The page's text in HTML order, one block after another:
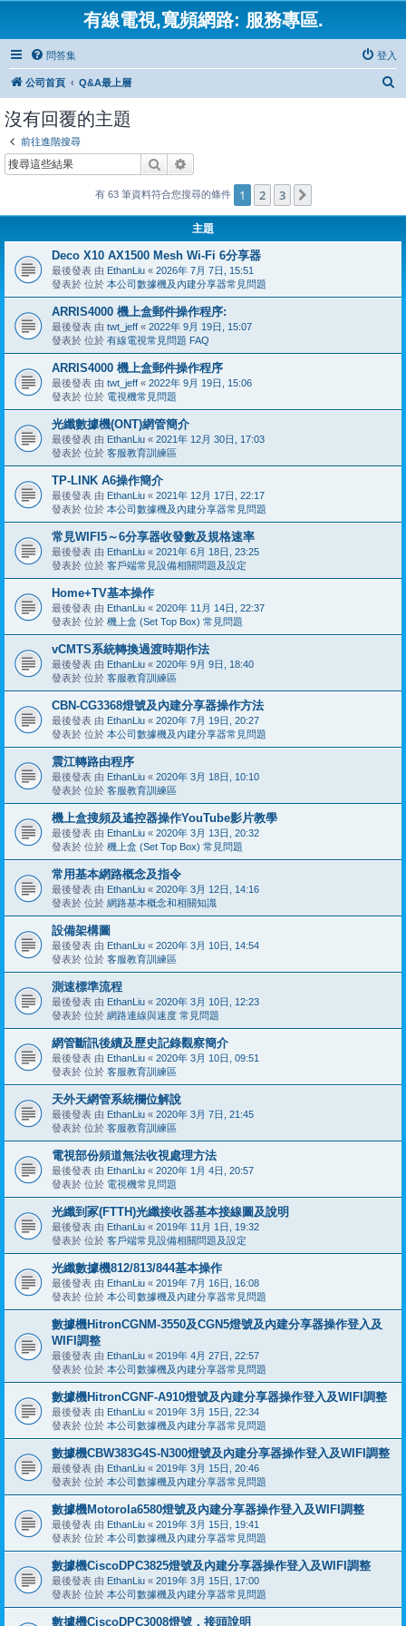
有線電視,寬頻網路: 服務專區.
問答集 登入
公司首頁 Q&A最上層
沒有回覆的主題
前往進階搜尋
搜尋
有 63 筆資料符合您搜尋的條件 1 2 3
主題
Deco X10 AX1500 Mesh Wi-Fi 6分享器
最後發表 由 EthanLiu « 2026年 7月 7日, 15:51
發表於 位於 本公司數據機及內建分享器常見問題
ARRIS4000 機上盒郵件操作程序:
最後發表 由 twt_jeff « 2022年 9月 19日, 15:07
發表於 位於 有線電視常見問題 FAQ
ARRIS4000 機上盒郵件操作程序
最後發表 由 twt_jeff « 2022年 9月 19日, 15:06
發表於 位於 電視機常見問題
光纖數據機(ONT)網管簡介
最後發表 由 EthanLiu « 2021年 12月 30日, 17:03
發表於 位於 客服教育訓練區
TP-LINK A6操作簡介
最後發表 由 EthanLiu « 2021年 12月 17日, 22:17
發表於 位於 本公司數據機及內建分享器常見問題
常見WIFI5～6分享器收發數及規格速率
最後發表 由 EthanLiu « 2021年 6月 18日, 23:25
發表於 位於 客戶端常見設備相關問題及設定
Home+TV基本操作
最後發表 由 EthanLiu « 2020年 11月 14日, 22:37
發表於 位於 機上盒 (Set Top Box) 常見問題
vCMTS系統轉換過渡時期作法
最後發表 由 EthanLiu « 2020年 9月 9日, 18:40
發表於 位於 客服教育訓練區
CBN-CG3368燈號及內建分享器操作方法
最後發表 由 EthanLiu « 2020年 7月 19日, 20:27
發表於 位於 本公司數據機及內建分享器常見問題
震江轉路由程序
最後發表 由 EthanLiu « 2020年 3月 18日, 10:10
發表於 位於 客服教育訓練區
機上盒搜頻及遙控器操作YouTube影片教學
最後發表 由 EthanLiu « 2020年 3月 13日, 20:32
發表於 位於 機上盒 (Set Top Box) 常見問題
常用基本網路概念及指令
最後發表 由 EthanLiu « 2020年 3月 12日, 14:16
發表於 位於 網路基本概念和相關知識
設備架構圖
最後發表 由 EthanLiu « 2020年 3月 10日, 14:54
發表於 位於 客服教育訓練區
測速標準流程
最後發表 由 EthanLiu « 2020年 3月 10日, 12:23
發表於 位於 網路連線與速度 常見問題
網管斷訊後續及歷史記錄觀察簡介
最後發表 由 EthanLiu « 2020年 3月 10日, 09:51
發表於 位於 客服教育訓練區
天外天網管系統欄位解說
最後發表 由 EthanLiu « 2020年 3月 7日, 21:45
發表於 位於 客服教育訓練區
電視部份頻道無法收視處理方法
最後發表 由 EthanLiu « 2020年 1月 4日, 20:57
發表於 位於 電視機常見問題
光纖到冢(FTTH)光纖接收器基本接線圖及說明
最後發表 由 EthanLiu « 2019年 11月 1日, 19:32
發表於 位於 客戶端常見設備相關問題及設定
光纖數據機812/813/844基本操作
最後發表 由 EthanLiu « 2019年 7月 16日, 16:08
發表於 位於 本公司數據機及內建分享器常見問題
數據機HitronCGNM-3550及CGN5燈號及內建分享器操作登入及
WIFI調整
最後發表 由 EthanLiu « 2019年 4月 27日, 22:57
發表於 位於 本公司數據機及內建分享器常見問題
數據機HitronCGNF-A910燈號及內建分享器操作登入及WIFI調整
最後發表 由 EthanLiu « 2019年 3月 15日, 22:34
發表於 位於 本公司數據機及內建分享器常見問題
數據機CBW383G4S-N300燈號及內建分享器操作登入及WIFI調整
最後發表 由 EthanLiu « 2019年 3月 15日, 20:46
發表於 位於 本公司數據機及內建分享器常見問題
數據機Motorola6580燈號及內建分享器操作登入及WIFI調整
最後發表 由 EthanLiu « 2019年 3月 15日, 19:41
發表於 位於 本公司數據機及內建分享器常見問題
數據機CiscoDPC3825燈號及內建分享器操作登入及WIFI調整
最後發表 由 EthanLiu « 2019年 3月 15日, 17:00
發表於 位於 本公司數據機及內建分享器常見問題
數據機CiscoDPC3008燈號，接頭說明